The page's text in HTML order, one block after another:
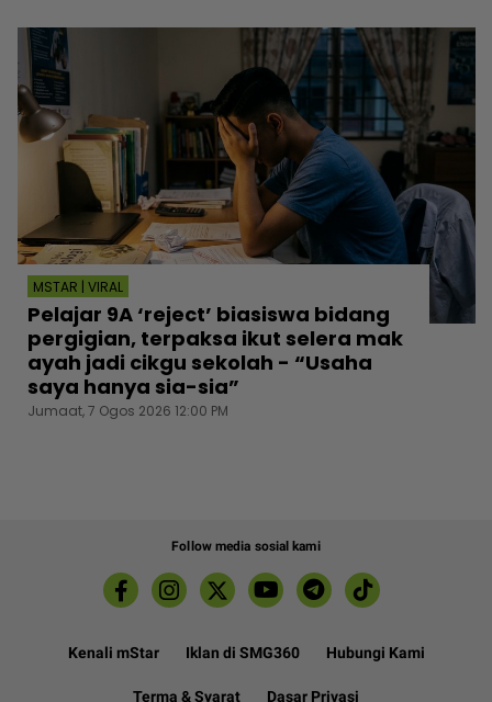
MSTAR | VIRAL
Pelajar 9A ‘reject’ biasiswa bidang
pergigian, terpaksa ikut selera mak
ayah jadi cikgu sekolah - “Usaha
saya hanya sia-sia”
Jumaat, 7 Ogos 2026 12:00 PM
Follow media sosial kami
Kenali mStar Iklan di SMG360 Hubungi Kami
Terma & Syarat Dasar Privasi